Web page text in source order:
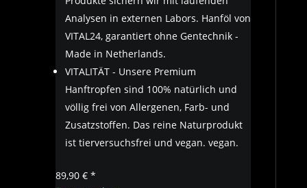
Analysen in externen Labors. Hanföl von
VITAL24, garantiert ohne Gentechnik -
Made in Netherlands.
VITALITÄT - Unsere Premium
Hanftropfen sind 100% natürlich und
völlig frei von Allergenen, Farb- und
Zusatzstoffen. Das reine Naturprodukt
ist tierversuchsfrei und vegan. vegan.
89,90 € *